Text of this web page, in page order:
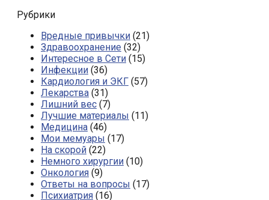
Рубрики
Вредные привычки (21)
Здравоохранение (32)
Интересное в Сети (15)
Инфекции (36)
Кардиология и ЭКГ (57)
Лекарства (31)
Лишний вес (7)
Лучшие материалы (11)
Медицина (46)
Мои мемуары (17)
На скорой (22)
Немного хирургии (10)
Онкология (9)
Ответы на вопросы (17)
Психиатрия (16)